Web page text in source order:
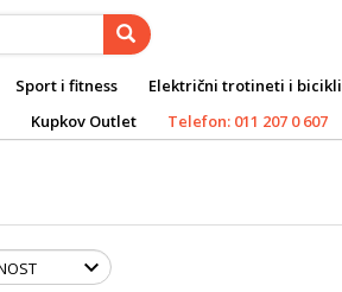
Sport i fitness Električni trotineti i bicikli
Kupkov Outlet Telefon: 011 207 0 607